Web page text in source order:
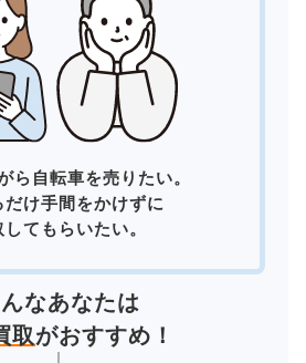
ら自転車を売りたい。
だけ手間をかけずに
してもらいたい。
なあなたは
取がおすすめ！